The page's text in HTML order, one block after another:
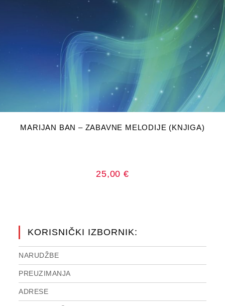
MARIJAN BAN – ZABAVNE MELODIJE (KNJIGA)
25,00 €
KORISNIČKI IZBORNIK:
NARUDŽBE
PREUZIMANJA
ADRESE